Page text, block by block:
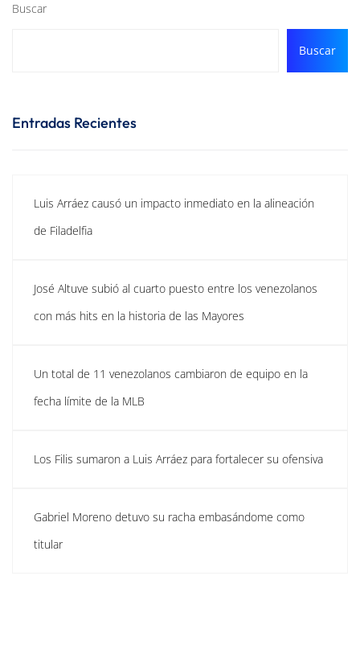
Buscar
Buscar
Entradas Recientes
Luis Arráez causó un impacto inmediato en la alineación
de Filadelfia
José Altuve subió al cuarto puesto entre los venezolanos
con más hits en la historia de las Mayores
Un total de 11 venezolanos cambiaron de equipo en la
fecha límite de la MLB
Los Filis sumaron a Luis Arráez para fortalecer su ofensiva
Gabriel Moreno detuvo su racha embasándome como
titular